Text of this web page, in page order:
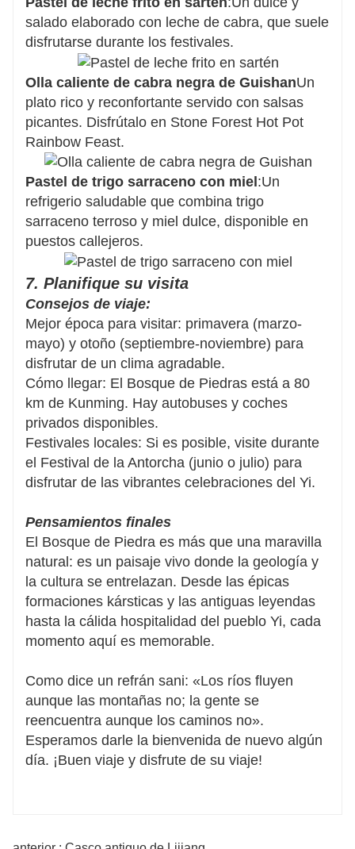
salado elaborado con leche de cabra, que suele
disfrutarse durante los festivales.
Olla caliente de cabra negra de GuishanUn
plato rico y reconfortante servido con salsas
picantes. Disfrútalo en Stone Forest Hot Pot
Rainbow Feast.
Pastel de trigo sarraceno con miel :Un
refrigerio saludable que combina trigo
sarraceno terroso y miel dulce, disponible en
puestos callejeros.
7. Planifique su visita
Consejos de viaje:
Mejor época para visitar: primavera (marzo-
mayo) y otoño (septiembre-noviembre) para
disfrutar de un clima agradable.
Cómo llegar: El Bosque de Piedras está a 80
km de Kunming. Hay autobuses y coches
privados disponibles.
Festivales locales: Si es posible, visite durante
el Festival de la Antorcha (junio o julio) para
disfrutar de las vibrantes celebraciones del Yi.
Pensamientos finales
El Bosque de Piedra es más que una maravilla
natural: es un paisaje vivo donde la geología y
la cultura se entrelazan. Desde las épicas
formaciones kársticas y las antiguas leyendas
hasta la cálida hospitalidad del pueblo Yi, cada
momento aquí es memorable.
Como dice un refrán sani: «Los ríos fluyen
aunque las montañas no; la gente se
reencuentra aunque los caminos no».
Esperamos darle la bienvenida de nuevo algún
día. ¡Buen viaje y disfrute de su viaje!